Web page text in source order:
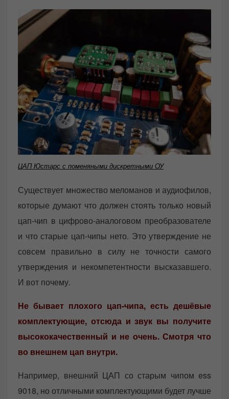
ЦАП Юстарс с поменяными дискретными ОУ
Существует множество меломанов и аудиофилов,
которые думают что должен стоять только новый
цап-чип в цифрово-аналоговом преобразователе
и что старые цап-чипы нето. Это утверждение не
совсем правильно в силу не точности самого
утверждения и некомпетентности высказавшего.
И вот почему.
Не бывает плохого цап-чипа, есть дешёвые
комплектующие, отсюда и звук вы получите
высококачественный и не очень. Смотря что
во внешнем цап внутри.
Например, внешний ЦАП со старым чипом ess
9018, но отличными комплектующими будет лучше